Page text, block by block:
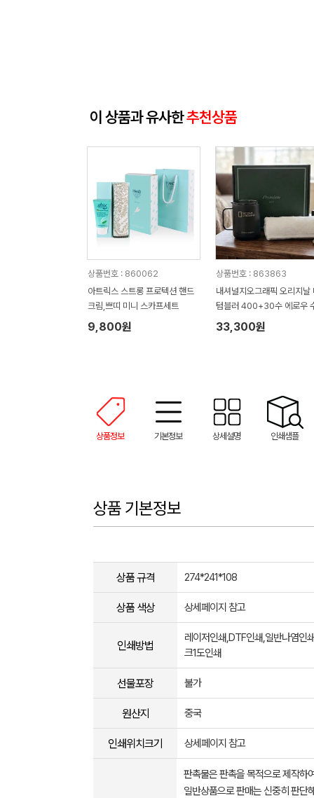
이 상품과 유사한추천상품
상품번호 : 860062
아트릭스 스트롱 프로텍션 핸드
크림,쁘띠 미니 스카프세트
9,800원
상품번호 : 863863
내셔널지오그래픽 오리지날
텀블러 400+30수 에로우
타올 텀블러세트 NL08
33,300원
상품정보 기본정보 상세설명 인쇄샘플
상품 기본정보
상품 규격 274*241*108
상품 색상 상세페이지 참고
인쇄방법
레이저인쇄,DTF인쇄,일반나염인
크1도인쇄
선물포장 불가
원산지 중국
인쇄위치크기 상세페이지 참고
판촉물은 판촉을 목적으로 제작하
일반상품으로 판매는 신중히 판단